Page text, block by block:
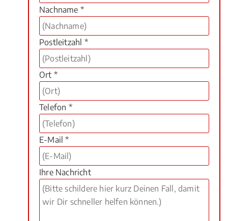
Nachname *
Postleitzahl *
Ort *
Telefon *
E-Mail *
Ihre Nachricht